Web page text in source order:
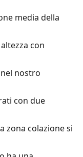
media della
con
nostro
con due
zona colazione si